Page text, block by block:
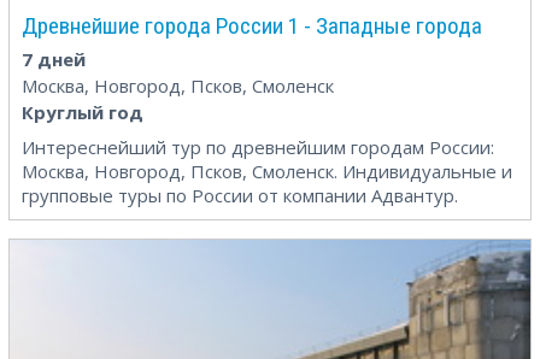
Древнейшие города России 1 - Западные города
7 дней
Москва, Новгород, Псков, Смоленск
Круглый год
Интереснейший тур по древнейшим городам России:
Москва, Новгород, Псков, Смоленск. Индивидуальные и
групповые туры по России от компании Адвантур.